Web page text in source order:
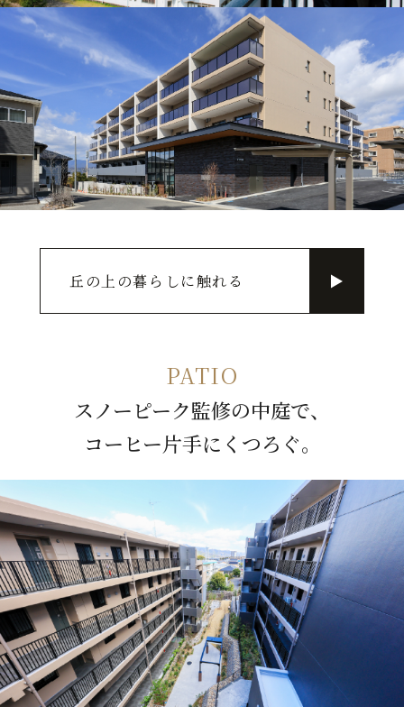
丘の上の暮らしに触れる ▶
PATIO
スノーピーク監修の中庭で、
コーヒー片手にくつろぐ。